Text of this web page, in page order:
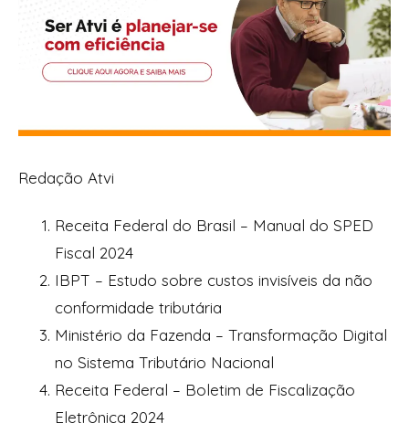
Redação Atvi
Receita Federal do Brasil – Manual do SPED
Fiscal 2024
IBPT – Estudo sobre custos invisíveis da não
conformidade tributária
Ministério da Fazenda – Transformação Digital
no Sistema Tributário Nacional
Receita Federal – Boletim de Fiscalização
Eletrônica 2024